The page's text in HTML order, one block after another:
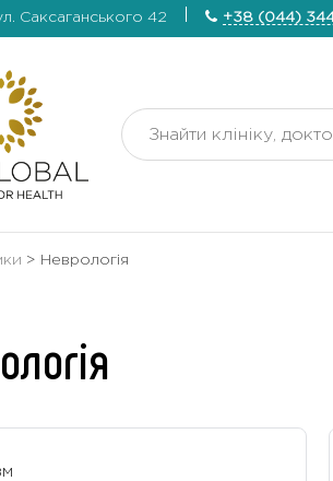
Саксаганського 42 +38 (044)
> Неврологія